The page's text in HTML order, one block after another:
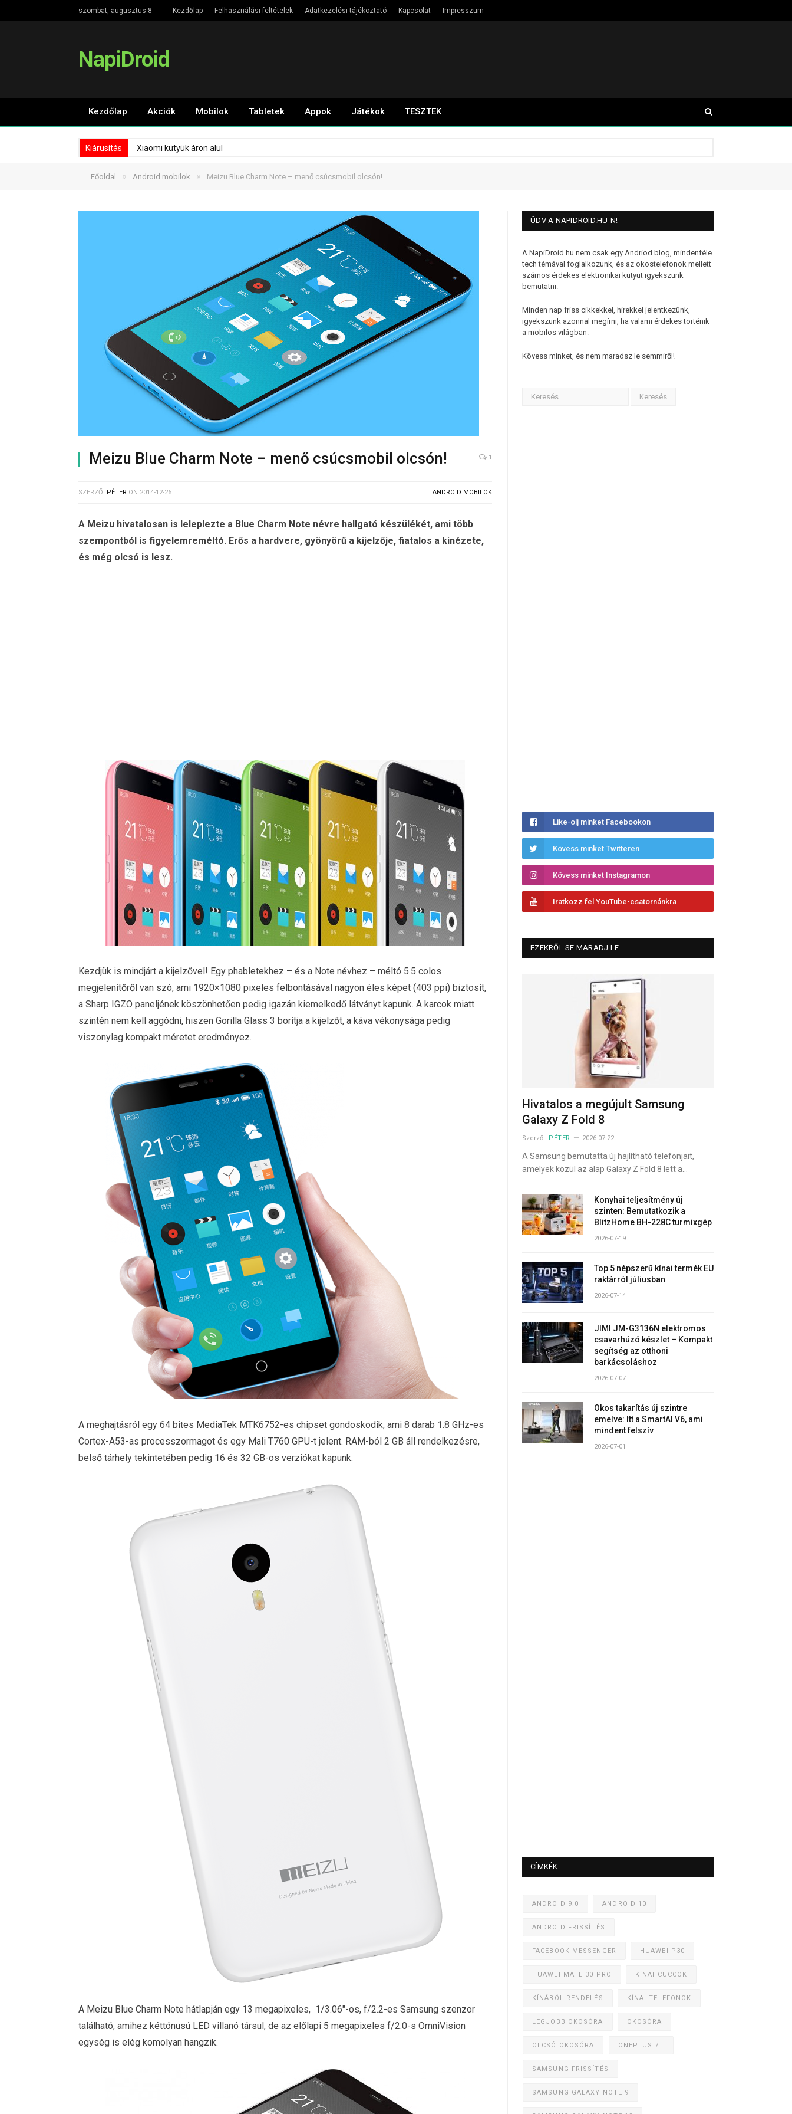
szombat, augusztus 8 Kezdőlap Felhasználási feltételek Adatkezelési tájékoztató Kapcsolat Impresszum
NapiDroid
Kezdőlap Akciók Mobilok Tabletek Appok Játékok TESZTEK
Kiárusítás Xiaomi kütyük áron alul
Főoldal » Android mobilok » Meizu Blue Charm Note – menő csúcsmobil olcsón!
Meizu Blue Charm Note – menő csúcsmobil olcsón! 1
SZERZŐ: PÉTER ON 2014-12-26 ANDROID MOBILOK
A Meizu hivatalosan is leleplezte a Blue Charm Note névre hallgató készülékét, ami több
szempontból is figyelemreméltó. Erős a hardvere, gyönyörű a kijelzője, fiatalos a kinézete,
és még olcsó is lesz.
Kezdjük is mindjárt a kijelzővel! Egy phabletekhez – és a Note névhez – méltó 5.5 colos
megjelenítőről van szó, ami 1920×1080 pixeles felbontásával nagyon éles képet (403 ppi) biztosít,
a Sharp IGZO paneljének köszönhetően pedig igazán kiemelkedő látványt kapunk. A karcok miatt
szintén nem kell aggódni, hiszen Gorilla Glass 3 borítja a kijelzőt, a káva vékonysága pedig
viszonylag kompakt méretet eredményez.
A meghajtásról egy 64 bites MediaTek MTK6752-es chipset gondoskodik, ami 8 darab 1.8 GHz-es
Cortex-A53-as processzormagot és egy Mali T760 GPU-t jelent. RAM-ból 2 GB áll rendelkezésre,
belső tárhely tekintetében pedig 16 és 32 GB-os verziókat kapunk.
A Meizu Blue Charm Note hátlapján egy 13 megapixeles, 1/3.06″-os, f/2.2-es Samsung szenzor
található, amihez kéttónusú LED villanó társul, de az előlapi 5 megapixeles f/2.0-s OmniVision
egység is elég komolyan hangzik.
ÜDV A NAPIDROID.HU-N!
A NapiDroid.hu nem csak egy Andriod blog, mindenféle
tech témával foglalkozunk, és az okostelefonok mellett
számos érdekes elektronikai kütyüt igyekszünk
bemutatni.
Minden nap friss cikkekkel, hírekkel jelentkezünk,
igyekszünk azonnal megírni, ha valami érdekes történik
a mobilos világban.
Kövess minket, és nem maradsz le semmiről!
Like-olj minket Facebookon
Kövess minket Twitteren
Kövess minket Instagramon
Iratkozz fel YouTube-csatornánkra
EZEKRŐL SE MARADJ LE
Hivatalos a megújult Samsung
Galaxy Z Fold 8
Szerző: PÉTER 2026-07-22
A Samsung bemutatta új hajlítható telefonjait,
amelyek közül az alap Galaxy Z Fold 8 lett a…
Konyhai teljesítmény új
szinten: Bemutatkozik a
BlitzHome BH-228C turmixgép
2026-07-19
Top 5 népszerű kínai termék EU
raktárról júliusban
2026-07-14
JIMI JM-G3136N elektromos
csavarhúzó készlet – Kompakt
segítség az otthoni
barkácsoláshoz
2026-07-07
Okos takarítás új szintre
emelve: Itt a SmartAI V6, ami
mindent felszív
2026-07-01
CÍMKÉK
ANDROID 9.0 ANDROID 10
ANDROID FRISSÍTÉS
FACEBOOK MESSENGER HUAWEI P30
HUAWEI MATE 30 PRO KÍNAI CUCCOK
KÍNÁBÓL RENDELÉS KÍNAI TELEFONOK
LEGJOBB OKOSÓRA OKOSÓRA
OLCSÓ OKOSÓRA ONEPLUS 7T
SAMSUNG FRISSÍTÉS
SAMSUNG GALAXY NOTE 9